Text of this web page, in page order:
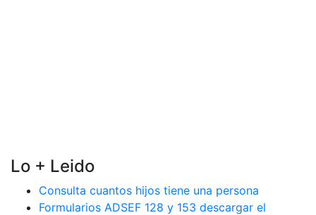
Lo + Leido
Consulta cuantos hijos tiene una persona
Formularios ADSEF 128 y 153 descargar el